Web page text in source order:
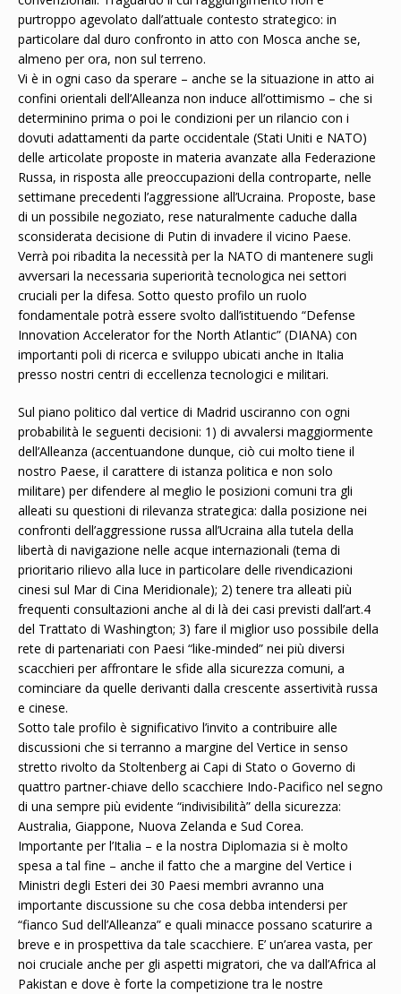
purtroppo agevolato dall’attuale contesto strategico: in
particolare dal duro confronto in atto con Mosca anche se,
almeno per ora, non sul terreno.
Vi è in ogni caso da sperare – anche se la situazione in atto ai
confini orientali dell’Alleanza non induce all’ottimismo – che si
determinino prima o poi le condizioni per un rilancio con i
dovuti adattamenti da parte occidentale (Stati Uniti e NATO)
delle articolate proposte in materia avanzate alla Federazione
Russa, in risposta alle preoccupazioni della controparte, nelle
settimane precedenti l’aggressione all’Ucraina. Proposte, base
di un possibile negoziato, rese naturalmente caduche dalla
sconsiderata decisione di Putin di invadere il vicino Paese.
Verrà poi ribadita la necessità per la NATO di mantenere sugli
avversari la necessaria superiorità tecnologica nei settori
cruciali per la difesa. Sotto questo profilo un ruolo
fondamentale potrà essere svolto dall’istituendo “Defense
Innovation Accelerator for the North Atlantic” (DIANA) con
importanti poli di ricerca e sviluppo ubicati anche in Italia
presso nostri centri di eccellenza tecnologici e militari.
Sul piano politico dal vertice di Madrid usciranno con ogni
probabilità le seguenti decisioni: 1) di avvalersi maggiormente
dell’Alleanza (accentuandone dunque, ciò cui molto tiene il
nostro Paese, il carattere di istanza politica e non solo
militare) per difendere al meglio le posizioni comuni tra gli
alleati su questioni di rilevanza strategica: dalla posizione nei
confronti dell’aggressione russa all’Ucraina alla tutela della
libertà di navigazione nelle acque internazionali (tema di
prioritario rilievo alla luce in particolare delle rivendicazioni
cinesi sul Mar di Cina Meridionale); 2) tenere tra alleati più
frequenti consultazioni anche al di là dei casi previsti dall’art.4
del Trattato di Washington; 3) fare il miglior uso possibile della
rete di partenariati con Paesi “like-minded” nei più diversi
scacchieri per affrontare le sfide alla sicurezza comuni, a
cominciare da quelle derivanti dalla crescente assertività russa
e cinese.
Sotto tale profilo è significativo l’invito a contribuire alle
discussioni che si terranno a margine del Vertice in senso
stretto rivolto da Stoltenberg ai Capi di Stato o Governo di
quattro partner-chiave dello scacchiere Indo-Pacifico nel segno
di una sempre più evidente “indivisibilità” della sicurezza:
Australia, Giappone, Nuova Zelanda e Sud Corea.
Importante per l’Italia – e la nostra Diplomazia si è molto
spesa a tal fine – anche il fatto che a margine del Vertice i
Ministri degli Esteri dei 30 Paesi membri avranno una
importante discussione su che cosa debba intendersi per
“fianco Sud dell’Alleanza” e quali minacce possano scaturire a
breve e in prospettiva da tale scacchiere. E’ un’area vasta, per
noi cruciale anche per gli aspetti migratori, che va dall’Africa al
Pakistan e dove è forte la competizione tra le nostre